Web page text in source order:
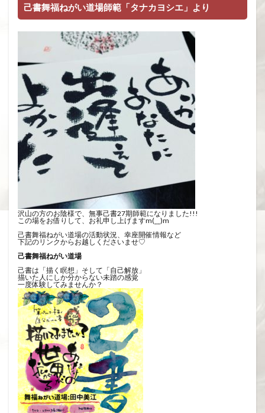
己書舞福ねがい道場師範「タナカヨシエ」より
沢山の方のお陰様で、無事己書27期師範になりました!!!
この場をお借りして、お礼申し上げますm(__)m
己書舞福ねがい道場の活動状況、幸座開催情報など
下記のリンクからお越しくださいませ♡
己書舞福ねがい道場
己書は「描く瞑想」そして「自己解放」
描いた人にしか分からない未踏の感覚
一度体験してみませんか？